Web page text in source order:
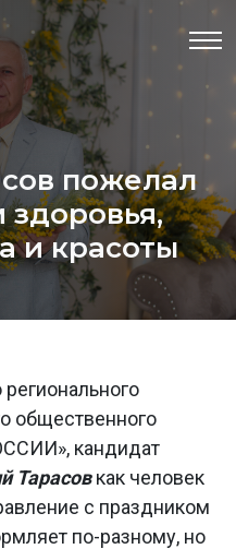
пожелал
здоровья,
и красоты
общественного
кандидат
Тарасовкак человек
с праздником
по-разному, но